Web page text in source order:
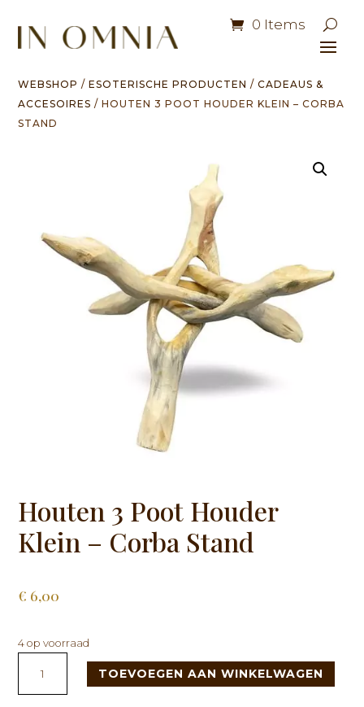
0 Items
WEBSHOP /ESOTERISCHE PRODUCTEN /CADEAUS &
ACCESOIRES / HOUTEN 3 POOT HOUDER KLEIN – CORBA
STAND
Houten 3 Poot Houder
Klein – Corba Stand
€ 6,00
4 op voorraad
Poot
TOEVOEGEN AAN WINKELWAGEN